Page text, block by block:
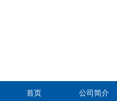
首页 公司简介